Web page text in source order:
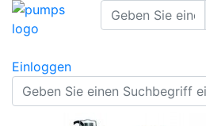
Einloggen